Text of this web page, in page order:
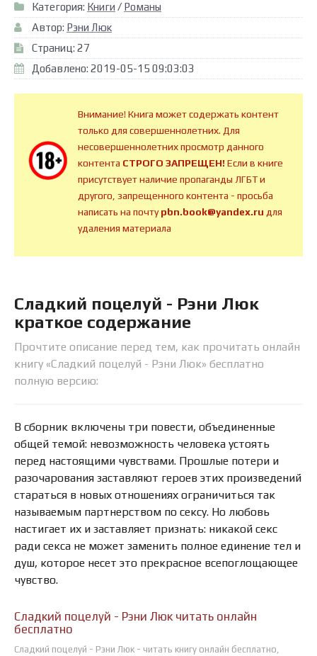
Категория: Книги / Романы
Автор: Рэни Люк
Страниц: 27
Добавлено: 2019-05-15 09:03:03
Внимание! Книга может содержать контент
только для совершеннолетних. Для
несовершеннолетних просмотр данного
контента СТРОГО ЗАПРЕЩЕН!Если в книге
присутствует наличие пропаганды ЛГБТ и
другого, запрещенного контента - просьба
написать на почтуpbn.book@yandex.ru для
удаления материала
Сладкий поцелуй - Рэни Люк
краткое содержание
Прочтите описание перед тем, как прочитать онлайн
книгу «Сладкий поцелуй - Рэни Люк» бесплатно
полную версию:
В сборник включены три повести, объединенные
общей темой: невозможность человека устоять
перед настоящими чувствами. Прошлые потери и
разочарования заставляют героев этих произведений
стараться в новых отношениях ограничиться так
называемым партнерством по сексу. Но любовь
настигает их и заставляет признать: никакой секс
ради секса не может заменить полное единение тел и
душ, которое несет это прекрасное всепоглощающее
чувство.
Сладкий поцелуй - Рэни Люк читать онлайн
бесплатно
Сладкий поцелуй - Рэни Люк - читать книгу онлайн бесплатно,